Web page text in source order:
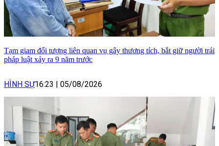
Tạm giam đối tượng liên quan vụ gây thương tích, bắt giữ người trái
pháp luật xảy ra 9 năm trước
HÌNH SỰ16:23 05/08/2026